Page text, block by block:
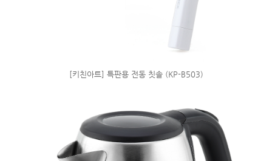
[키친아트] 특판용 전동 칫솔 (KP-B503)